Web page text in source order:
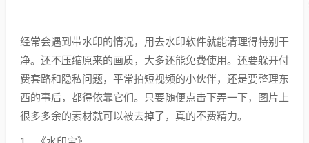
经常会遇到带水印的情况，用去水印软件就能清理得特别干
净。还不压缩原来的画质，大多还能免费使用。还要躲开付
费套路和隐私问题，平常拍短视频的小伙伴，还是要整理东
西的事后，都得依靠它们。只要随便点击下弄一下，图片上
很多多余的素材就可以被去掉了，真的不费精力。